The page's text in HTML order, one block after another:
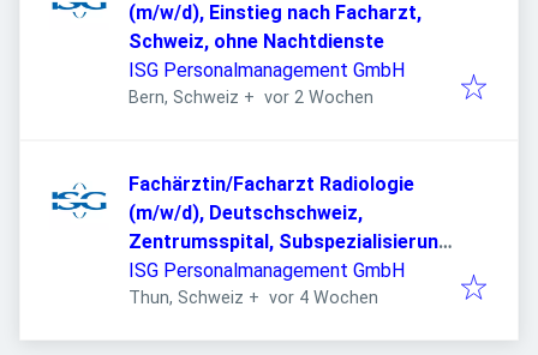
(m/w/d), Einstieg nach Facharzt,
Schweiz, ohne Nachtdienste
ISG Personalmanagement GmbH
Bern, Schweiz + Veröffentlicht
vor 2 Wochen
Fachärztin/Facharzt Radiologie
(m/w/d), Deutschschweiz,
Zentrumsspital, Subspezialisierung
möglich
ISG Personalmanagement GmbH
Thun, Schweiz + Veröffentlicht
vor 4 Wochen